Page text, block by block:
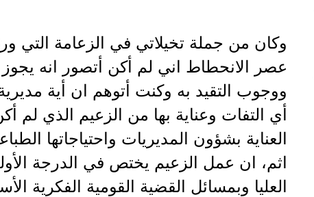
وكان من جملة تخيلاتي في الزعامة التي
عصر الانحطاط اني لم أكن أتصور انه يجوز
ووجوب التقيد به وكنت أتوهم ان أية
أي التفات وعناية بها من الزعيم الذي
العناية بشؤون المديريات واحتياجاتها
اثم، ان عمل الزعيم يختص في الدرجة
العليا وبمسائل القضية القومية الفكرية